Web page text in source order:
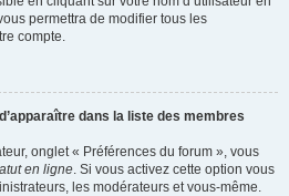
permettra de modifier tous les
compte.
dans la liste des membres
onglet « Préférences du forum », vous
en ligne. Si vous activez cette option vous
les modérateurs et vous-même.